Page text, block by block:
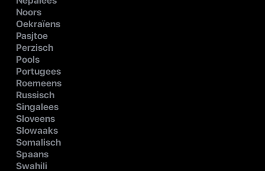
Noors
Oekraïens
Pasjtoe
Perzisch
Pools
Portugees
Roemeens
Russisch
Singalees
Sloveens
Slowaaks
Somalisch
Spaans
Swahili